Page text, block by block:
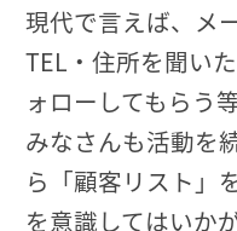
現代で言えば、メ
TEL・住所を聞い
ォローしてもらう
みなさんも活動を
ら「顧客リスト」
を意識してはいか